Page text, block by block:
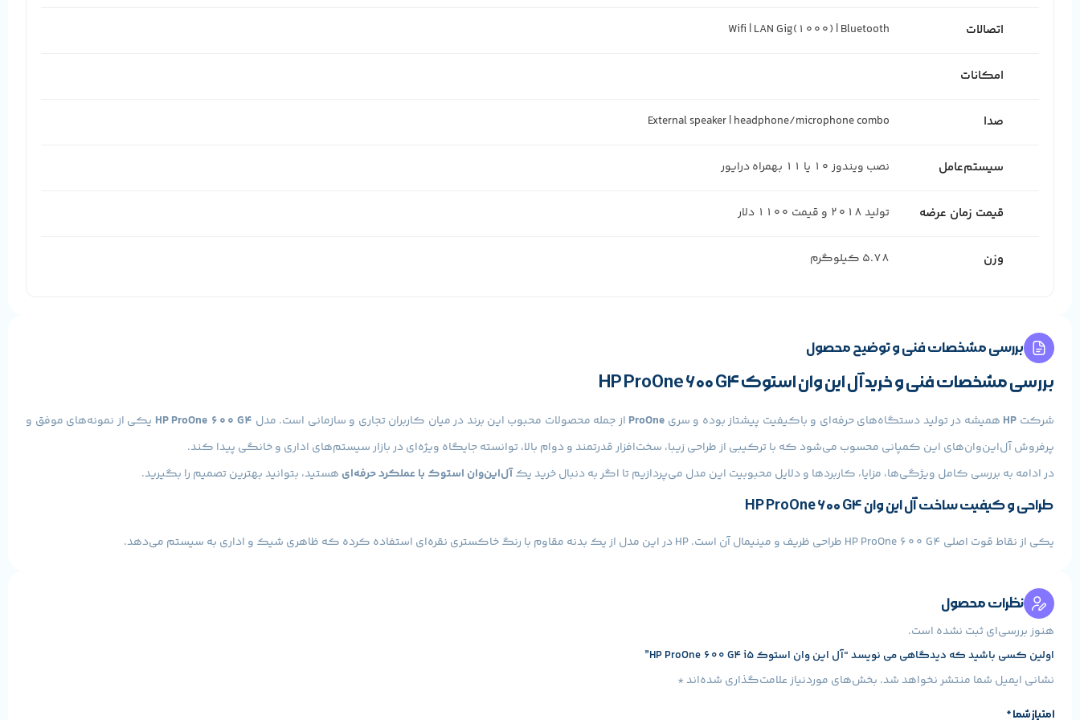
اتصالات Wifi | LAN Gig(1000) | Bluetooth
امکانات
صدا External speaker | headphone/microphone combo
سیستم‌عامل نصب ویندوز 10 یا 11 بهمراه درایور
قیمت زمان عرضه تولید 2018 و قیمت 1100 دلار
وزن 5.78 کیلوگرم
بررسی مشخصات فنی و توضیح محصول
بررسی مشخصات فنی و خرید آل این وان استوک HP ProOne 600 G4
شرکت HP همیشه در تولید دستگاه‌های حرفه‌ای و باکیفیت پیشتاز بوده و سری ProOne از جمله محصولات محبوب این برند در میان کاربران تجاری و سازمانی است. مدل HP ProOne 600 G4 یکی از نمونه‌های موفق و
پرفروش آل‌این‌وان‌های این کمپانی محسوب می‌شود که با ترکیبی از طراحی زیبا، سخت‌افزار قدرتمند و دوام بالا، توانسته جایگاه ویژه‌ای در بازار سیستم‌های اداری و خانگی پیدا کند.
در ادامه به بررسی کامل ویژگی‌ها، مزایا، کاربردها و دلایل محبوبیت این مدل می‌پردازیم تا اگر به دنبال خرید یکآل‌این‌وان استوک با عملکرد حرفه‌ای هستید، بتوانید بهترین تصمیم را بگیرید.
طراحی و کیفیت ساخت آل این وان HP ProOne 600 G4
یکی از نقاط قوت اصلی HP ProOne 600 G4 طراحی ظریف و مینیمال آن است. HP در این مدل از یک بدنه مقاوم با رنگ خاکستری نقره‌ای استفاده کرده که ظاهری شیک و اداری به سیستم می‌دهد.
تغییر دهید.
با حذف کیس مجزا و ادغام قطعات سخت‌افزاری در پشت نمایشگر، میز کاری شما کاملاً تمیز و حرفه‌ای به نظر می‌رسد. این طراحی باعث صرفه‌جویی در فضا شده و برای محیط‌های کوچک یا دفاتر شرکتی بسیار ایده‌آل
است.
عملکرد و قدرت پردازشی آل این وان استوک اچ پی ProOne 600 G4
نظرات محصول
هنوز بررسی‌ای ثبت نشده است.
اولین کسی باشید که دیدگاهی می نویسد “آل این وان استوک HP ProOne 600 G4 i5”
نشانی ایمیل شما منتشر نخواهد شد. بخش‌های موردنیاز علامت‌گذاری شده‌اند*
امتیاز شما*